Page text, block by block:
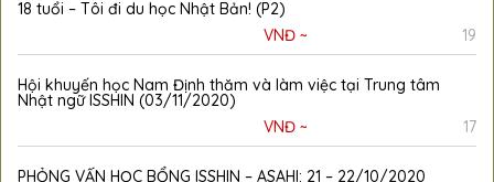
18 tuổi – Tôi đi du học Nhật Bản! (P2)
VNĐ ~
19
Hội khuyến học Nam Định thăm và làm việc tại Trung tâm
Nhật ngữ ISSHIN (03/11/2020)
VNĐ ~
17
PHỎNG VẤN HỌC BỔNG ISSHIN – ASAHI: 21 – 22/10/2020